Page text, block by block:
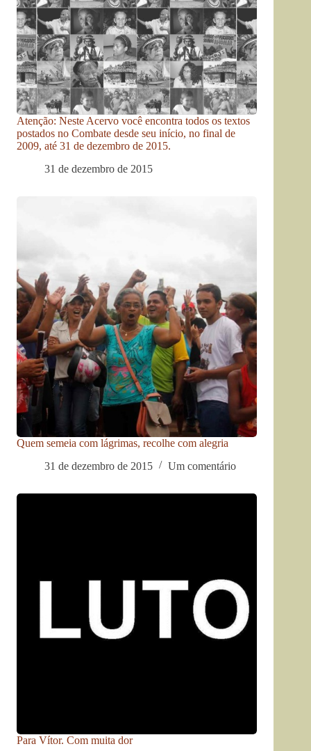
Atenção: Neste Acervo você encontra todos os textos
postados no Combate desde seu início, no final de
2009, até 31 de dezembro de 2015.
31 de dezembro de 2015
Quem semeia com lágrimas, recolhe com alegria
31 de dezembro de 2015
Um comentário
Para Vítor. Com muita dor